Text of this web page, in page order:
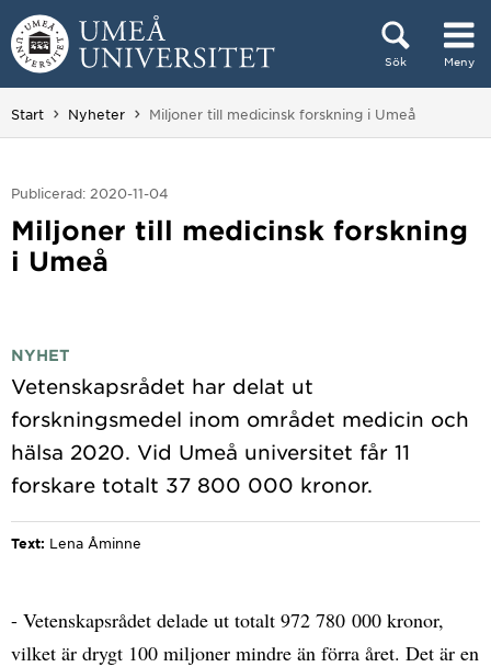
Hoppa direkt till innehållet
Sök Meny
Huvudmenyn dold.
Start Nyheter Du är här:
Miljoner till medicinsk forskning i Umeå
Publicerad: 2020-11-04
Miljoner till medicinsk forskning
i Umeå
NYHET
Vetenskapsrådet har delat ut
forskningsmedel inom området medicin och
hälsa 2020. Vid Umeå universitet får 11
Text: Lena Åminne
- Vetenskapsrådet delade ut totalt 972 780 000 kronor,
vilket är drygt 100 miljoner mindre än förra året. Det är en